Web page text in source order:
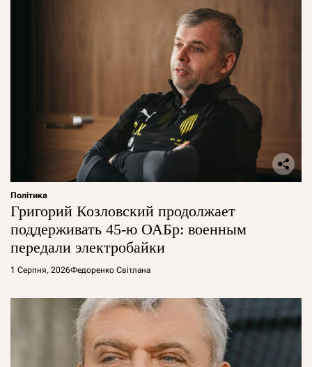
Політика
Григорий Козловский продолжает
поддерживать 45-ю ОАБр: военным
передали электробайки
1 Серпня, 2026Федоренко Світлана